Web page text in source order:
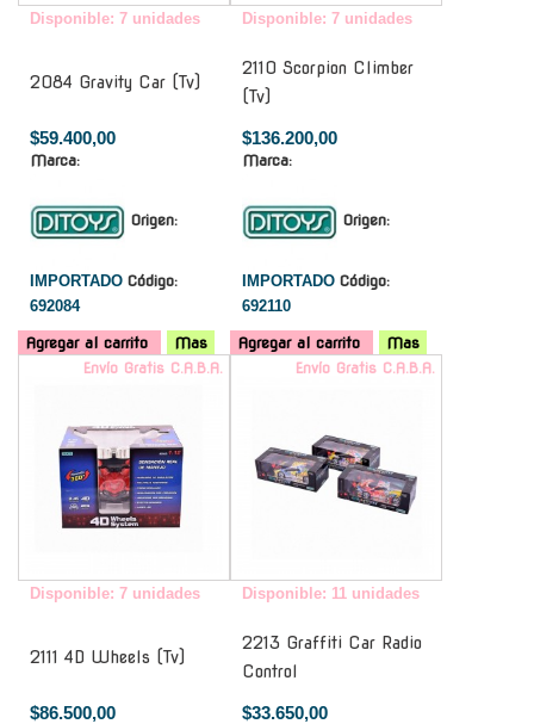
Disponible: 7 unidades
2084 Gravity Car (Tv)
$59.400,00
Marca:
Origen:
IMPORTADO Código:
692084
Agregar al carrito Mas
Disponible: 7 unidades
2110 Scorpion Climber
(Tv)
$136.200,00
Marca:
Origen:
IMPORTADO Código:
692110
Agregar al carrito
Mas
Envío Gratis C.A.B.A.
Disponible: 7 unidades
2111 4D Wheels (Tv)
$86.500,00
Envío Gratis C.A.B.A.
Disponible: 11 unidades
2213 Graffiti Car Radio
Control
$33.650,00